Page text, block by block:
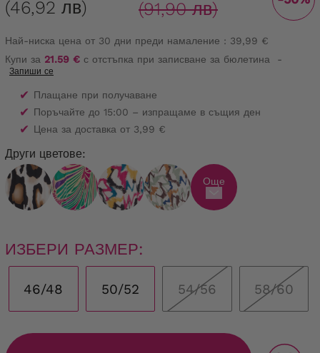
(46,92 лв)
(91,90 лв)
Най-ниска цена от 30 дни преди намаление : 39,99 €
Купи за 21.59 € с отстъпка при записване за бюлетина -
Запиши се
✔ Плащане при получаване
✔ Поръчайте до 15:00 – изпращаме в същия ден
✔ Цена за доставка от 3,99 €
Други цветове:
Още
ИЗБЕРИ РАЗМЕР:
46/48 50/52 54/56 58/60